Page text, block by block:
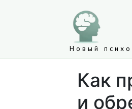
Новый
Как
и